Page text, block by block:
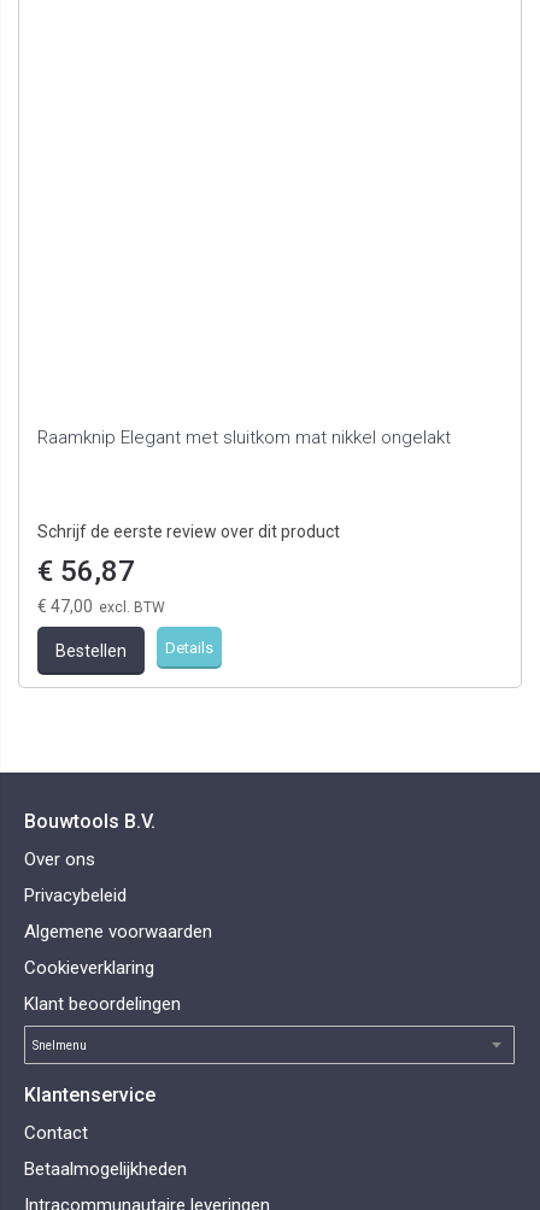
Raamknip Elegant met sluitkom mat nikkel ongelakt
Schrijf de eerste review over dit product
€ 56,87
€ 47,00
Bestellen Details
Bouwtools B.V.
Over ons
Privacybeleid
Algemene voorwaarden
Cookieverklaring
Klant beoordelingen
Klantenservice
Contact
Betaalmogelijkheden
Intracommunautaire leveringen